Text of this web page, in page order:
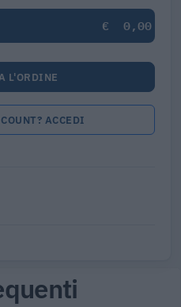
€ 0,00
L'ORDINE
ACCEDI